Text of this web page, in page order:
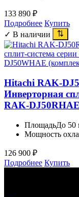
133 890 ₽
Подробнее Купить
✓ В наличии
Hitachi RAK-
Инверторная
RAK-
ПлощадьДо 50
Мощность
126 900 ₽
Подробнее Купить